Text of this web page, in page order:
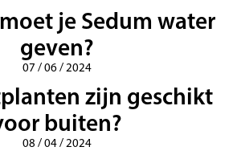
je Sedum water
geven?
07 / 06 / 2024
zijn geschikt
buiten?
08 / 04 / 2024